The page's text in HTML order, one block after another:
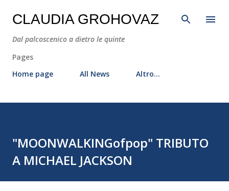
Passa ai contenuti principali
CLAUDIA GROHOVAZ
Dal palcoscenico a dietro le quinte
Pages
Home page
All News Altro…
"MOONWALKINGofpop" TRIBUTO
A MICHAEL JACKSON